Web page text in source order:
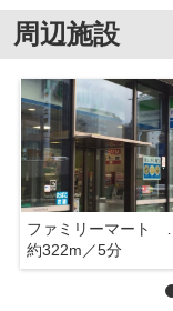
周辺施設
ファミ
約322m／5分